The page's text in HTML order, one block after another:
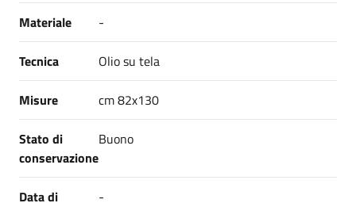
Materiale -
Tecnica Olio su tela
Misure cm 82x130
Stato di
conservazione
Buono
Data di
-